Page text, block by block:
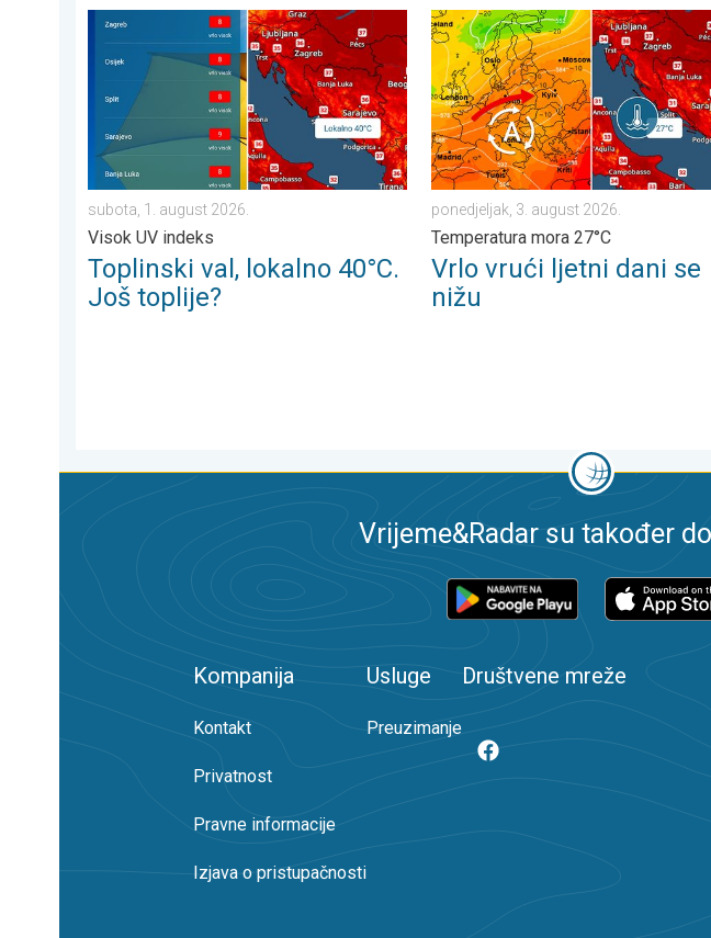
Toplinski val, lokalno 40°C. Još toplije?. Visok UV indeks. . . subota, 1. august
subota, 1. august 2026.
Visok UV indeks
Toplinski val, lokalno 40°C.
Još toplije?
Vrlo vrući ljetni dani se nižu.
ponedjeljak, 3. august 2026.
Temperatura mora 27°C
Vrlo vrući ljetni dani se
nižu
Vrijeme&Radar su također
Kompanija
Kontakt
Privatnost
Pravne informacije
Izjava o pristupačnosti
Usluge
Preuzimanje
Društvene mreže